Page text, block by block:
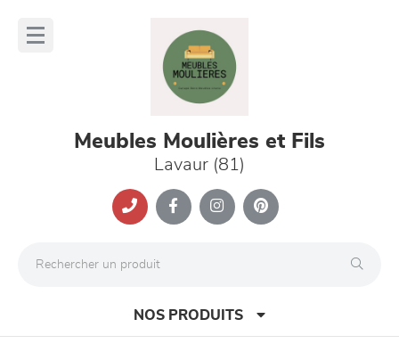
Meubles Moulières et Fils
Lavaur (81)
NOS PRODUITS